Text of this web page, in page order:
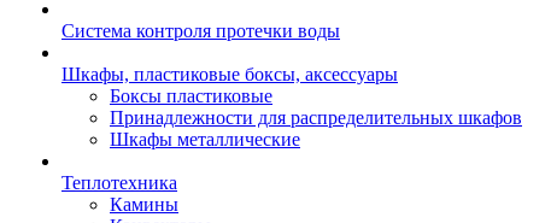
Система контроля протечки воды
Шкафы, пластиковые боксы, аксессуары
Боксы пластиковые
Принадлежности для распределительных шкафов
Шкафы металлические
Теплотехника
Камины